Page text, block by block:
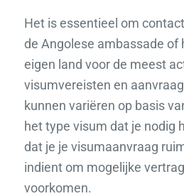
Het is essentieel om
de Angolese ambassade of
eigen land voor de meest
visumvereisten en
kunnen variëren op basis
het type visum dat je nodig
dat je je visumaanvraag
indient om mogelijke
voorkomen.